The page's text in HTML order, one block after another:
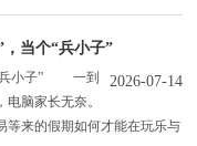
当个“兵小子”
2026-07-14
兵小子” 一到
脑家长无奈。
等来的假期如何才能在玩乐与